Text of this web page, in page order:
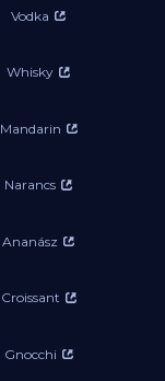
Vodka
Whisky
Mandarin
Narancs
Ananász
Croissant
Gnocchi